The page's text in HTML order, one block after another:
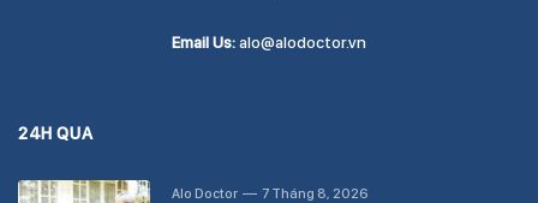
Email Us:alo@alodoctor.vn
24H QUA
Alo Doctor 7 Tháng 8, 2026